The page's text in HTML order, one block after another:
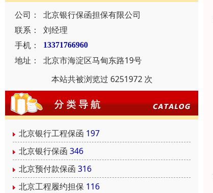
公司：
北京银行保函担保有限公司
联系：
刘经理
手机：
13371766960
地址：
北京市海淀区马甸东路19号
本站共被浏览过 6251972 次
北京银行工程保函 197
北京银行保函 346
北京预付款保函 316
北京工程履约担保 116